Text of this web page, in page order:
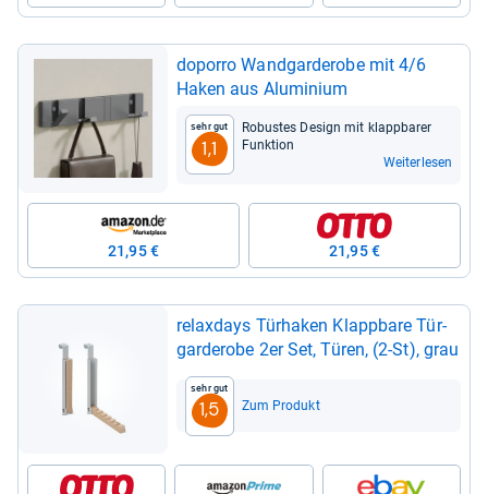
doporro Wand­gar­de­robe mit 4/6
Haken aus Alu­mi­nium
Sehr gut
1,1
Robus­tes Design mit klapp­ba­rer
Funk­tion
Weiterlesen
21,95 € 21,95 €
rela­xdays Tür­ha­ken Klapp­bare Tür­
gar­de­robe 2er Set, Türen, (2-​St), grau
Sehr gut
1,5 Zum Produkt